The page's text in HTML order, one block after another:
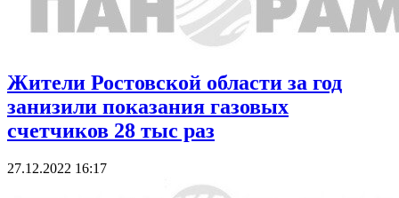
Жители Ростовской области за год
занизили показания газовых
счетчиков 28 тыс раз
27.12.2022 16:17